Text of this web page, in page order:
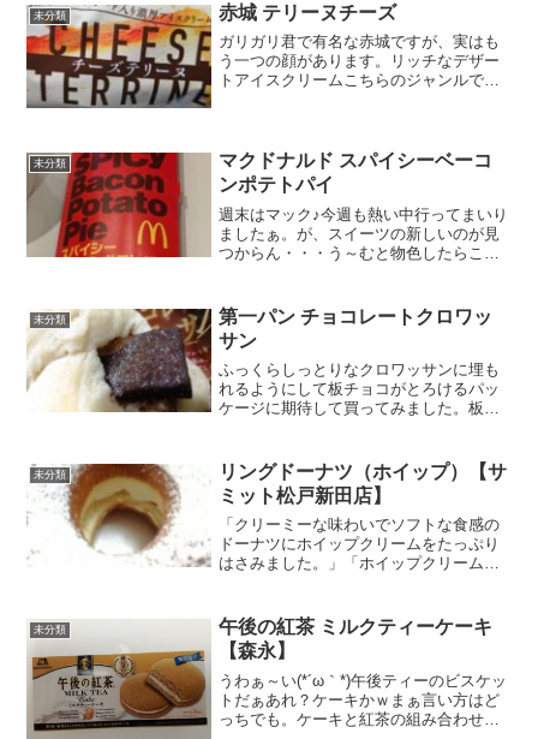
彼曰く、 みそカツ丼...
未分類 赤城 テリーヌチーズ
ガリガリ君で有名な赤城ですが、実はも
う一つの顔があります。リッチなデザー
トアイスクリームこちらのジャンルで外
なのです。今回はなんとチ...
未分類
マクドナルド スパイシーベーコ
ンポテトパイ
週末はマック♪今週も熱い中行ってまいり
ましたぁ。が、スイーツの新しいのが見
つからん・・・う～むと物色したらこれ
わけでアイスなコーヒーとセットで夏だ
けにただ、パッケージが...
未分類
第一パン チョコレートクロワッ
サン
ふっくらしっとりなクロワッサンに埋も
れるようにして板チョコがとろけるパッ
ケージに期待して買ってみました。板チ
た目まさにパッケージのクロワッサン
が、そのまま浮き出たような...
未分類
リングドーナツ（ホイップ）【サ
ミット松戸新田店】
「クリーミーな味わいでソフトな食感の
ドーナツにホイップクリームをたっぷり
はさみました。」「ホイップクリームを
だ、どうやって半分にしようか？これが
問題で買うの延び延びになっ...
未分類
午後の紅茶 ミルクティーケーキ
【森永】
うわぁ～い(*´ω｀*)午後ティーのビスケッ
トだぁあれ？ケーキかｗまぁ言い方はど
っちでも。ケーキと紅茶の組み合わせっ